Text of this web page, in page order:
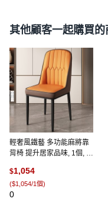
其他顧客一起購買的
輕奢風鐵藝 多功能麻將靠
背椅 提升居家品味, 1個, 桔
⭐穩固框架】
$1,054
($1,054/1個)
0